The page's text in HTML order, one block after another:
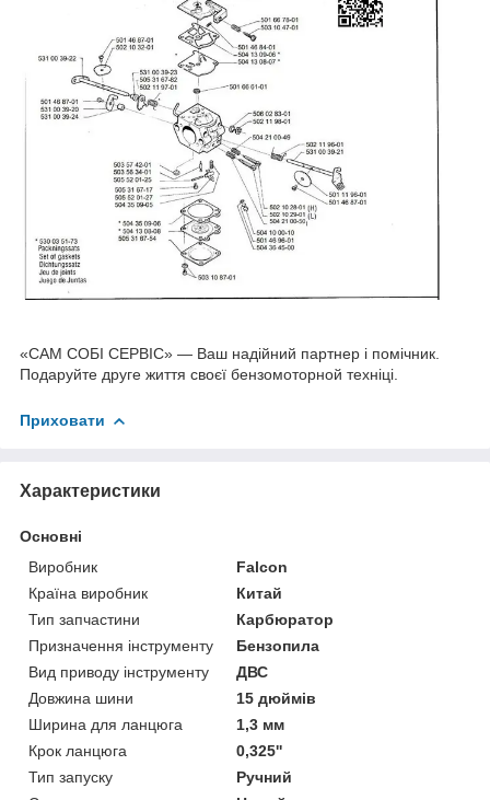
«САМ СОБІ СЕРВІС» — Ваш надійний партнер і помічник.
Подаруйте друге життя своєї бензомоторной техніці.
Приховати
Характеристики
Основні
Виробник
Falcon
Країна виробник
Китай
Тип запчастини
Карбюратор
Призначення інструменту
Бензопила
Вид приводу інструменту
ДВС
Довжина шини
15 дюймів
Ширина для ланцюга
1,3 мм
Крок ланцюга
0,325''
Тип запуску
Ручний